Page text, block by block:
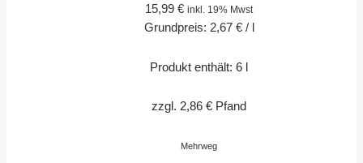
15,99€ inkl. 19% Mwst
Grundpreis: 2,67 €/
Produkt enthält: 6
zzgl.2,86€ Pfand
Mehrweg